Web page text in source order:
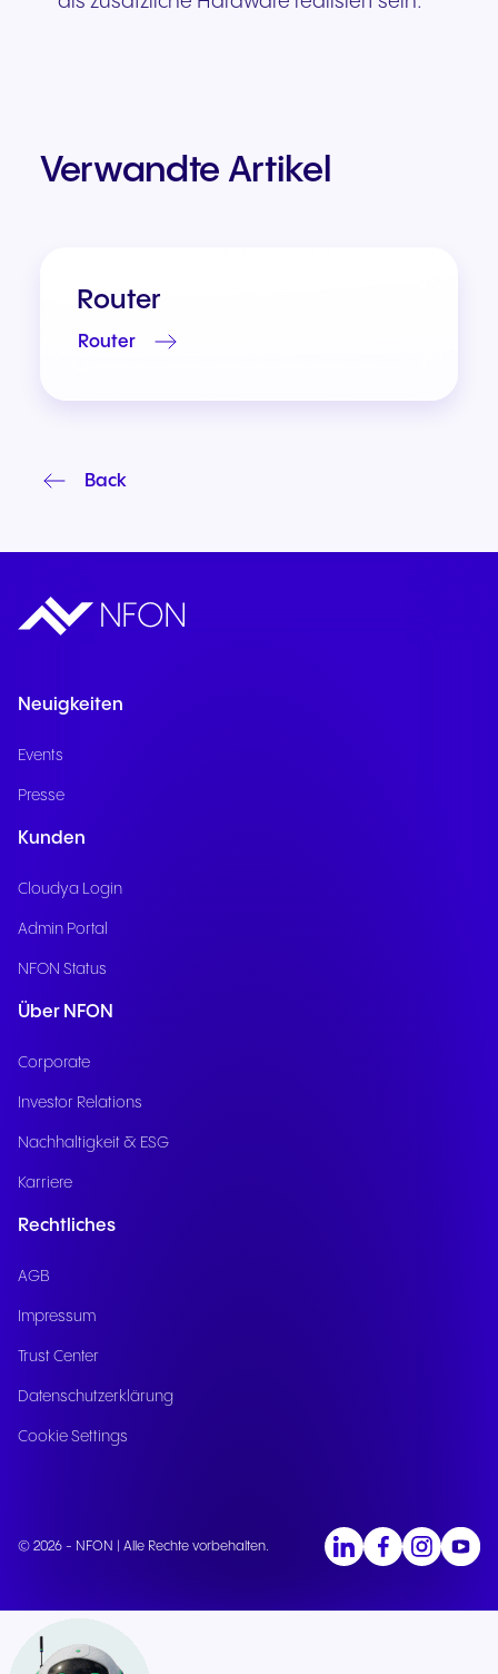
Verwandte Artikel
Router
Router
Back
Neuigkeiten
Events
Presse
Kunden
Cloudya Login
Admin Portal
NFON Status
Über NFON
Corporate
Investor Relations
Nachhaltigkeit & ESG
Karriere
Rechtliches
AGB
Impressum
Trust Center
Datenschutzerklärung
Cookie Settings
© 2026 - NFON | Alle Rechte vorbehalten.